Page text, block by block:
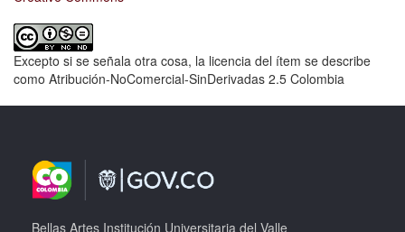
Excepto si se señala otra cosa, la licencia del ítem se describe
como Atribución-NoComercial-SinDerivadas 2.5 Colombia
Bellas Artes Institución Universitaria del Valle